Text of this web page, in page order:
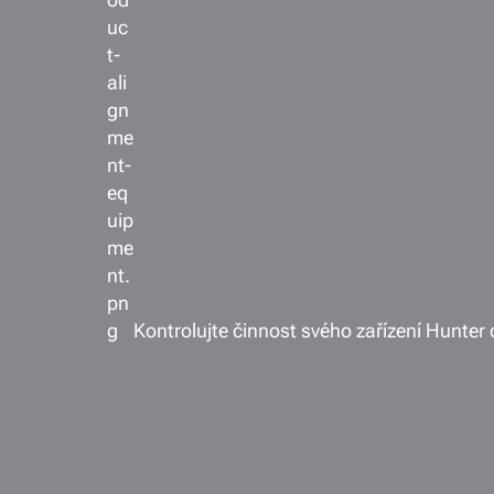
Kontrolujte činnost svého zařízení Hunter